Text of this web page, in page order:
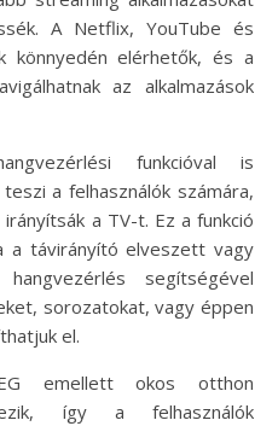
A Netflix, YouTube és
könnyedén elérhetők, és a
az alkalmazások
funkcióval is
a felhasználók számára,
a TV-t. Ez a funkció
a távirányító elveszett vagy
segítségével
sorozatokat, vagy éppen
el.
emellett okos otthon
így a felhasználók